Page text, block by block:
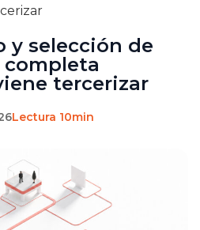
y selección de
completa
tercerizar
Lectura 10min